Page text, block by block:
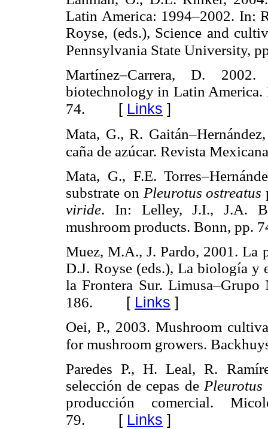
Latin America: 1994–2002. In:
Royse, (eds.), Science and
Pennsylvania State University,
Martínez–Carrera, D.
biotechnology in Latin
74. [ Links ]
Mata, G., R.
caña de azúcar. Revista
Mata, G., F.E.
substrate on Pleurotus ostreatus
viride. In: Lelley, J.I., J.A.
mushroom products. Bonn, pp.
Muez, M.A., J. Pardo, 2001. La
D.J. Royse (eds.), La biología
la Frontera Sur.
186. [ Links ]
Oei, P., 2003. Mushroom
for mushroom growers.
Paredes P., H. Leal, R.
selección de cepas de Pleurotus
producción comercial.
79. [ Links ]